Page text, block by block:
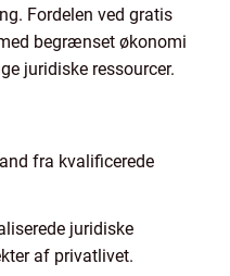
Fordelen ved gratis
begrænset økonomi
juridiske ressourcer.
fra kvalificerede
juridiske
af privatlivet.